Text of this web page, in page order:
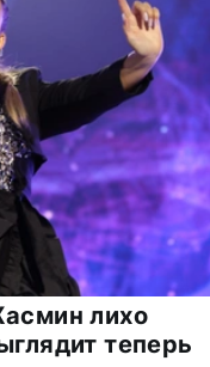
лихо
теперь